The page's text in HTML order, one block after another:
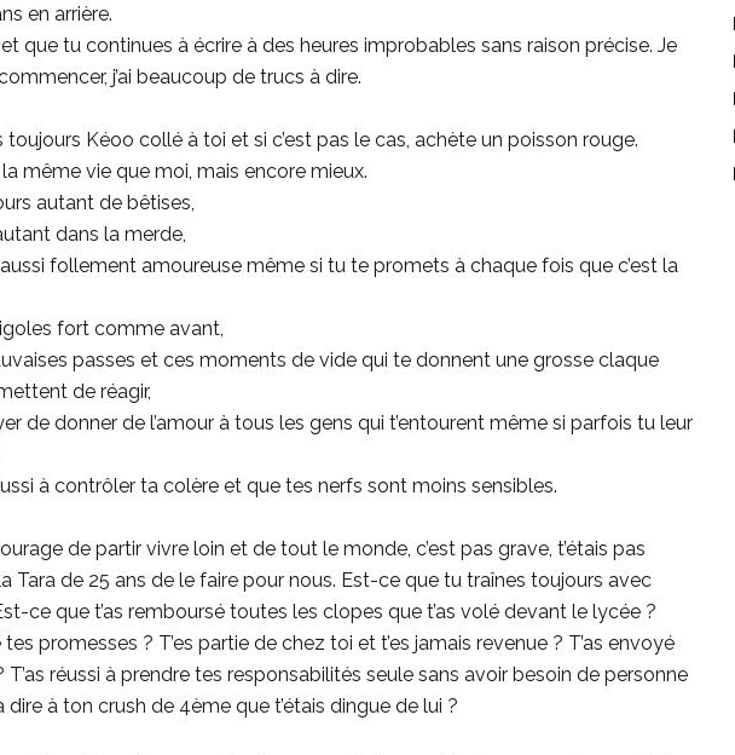
en arrière.
que tu continues à écrire à des heures improbables sans raison précise. Je
j’ai beaucoup de trucs à dire.
toujours Kéoo collé à toi et si c’est pas le cas, achète un poisson rouge.
la même vie que moi, mais encore mieux.
autant de bêtises,
dans la merde,
follement amoureuse même si tu te promets à chaque fois que c’est la
fort comme avant,
passes et ces moments de vide qui te donnent une grosse claque
de réagir,
de donner de l’amour à tous les gens qui t’entourent même si parfois tu leur
à contrôler ta colère et que tes nerfs sont moins sensibles.
de partir vivre loin et de tout le monde, c’est pas grave, t’étais pas
Tara de 25 ans de le faire pour nous. Est-ce que tu traînes toujours avec
ce que t’as remboursé toutes les clopes que t’as volé devant le lycée ?
promesses ? T’es partie de chez toi et t’es jamais revenue ? T’as envoyé
T’as réussi à prendre tes responsabilités seule sans avoir besoin de personne
dire à ton crush de 4ème que t’étais dingue de lui ?